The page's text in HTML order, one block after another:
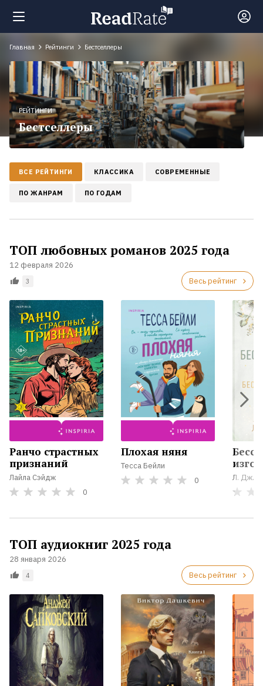
Поиск
Новости
Рейтинги
100
лучших
книг
Книги,
должен
прочитать
каждый
Рейтинги
ReadRate
Рейтинги
от
знаменитостей
Бестселлеры
Книги
Экранизации
Коллекции
Главная Рейтинги Бестселлеры
РЕЙТИНГИ
Бестселлеры
ВСЕ РЕЙТИНГИ КЛАССИКА СОВРЕМЕННЫЕ
ПО ЖАНРАМ ПО ГОДАМ
ТОП любовных романов 2025 года
12 февраля 2026
3 Весь рейтинг
Ранчо страстных
признаний
Лайла Сэйдж
0
Плохая няня
Тесса Бейли
0
Л. Дж.
ТОП аудиокниг 2025 года
28 января 2026
4 Весь рейтинг